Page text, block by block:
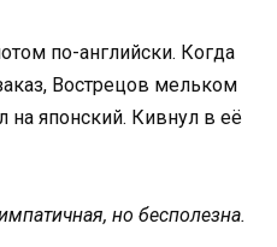
по-английски. Когда
Вострецов мельком
на японский. Кивнул в её
но бесполезна.